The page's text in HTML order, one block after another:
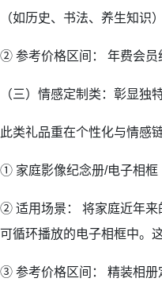
（如历史、书法、养生知识
② 参考价格区间： 年费会员
（三）情感定制类：彰显独
此类礼品重在个性化与情感
① 家庭影像纪念册/电子相框
② 适用场景： 将家庭近年来
可循环播放的电子相框中。
③ 参考价格区间： 精装相册